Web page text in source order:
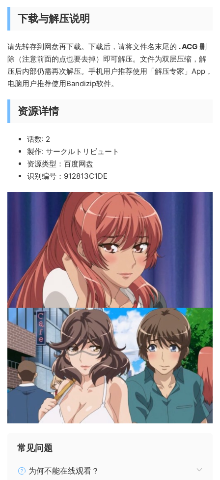
下载与解压说明
请先转存到网盘再下载。下载后，请将文件名末尾的 . ACG 删
除（注意前面的点也要去掉）即可解压。文件为双层压缩，解
压后内部仍需再次解压。手机用户推荐使用「解压专家」App，
电脑用户推荐使用Bandizip软件。
资源详情
话数: 2
製作: サークルトリビュート
资源类型：百度网盘
识别编号：912813C1DE
常见问题
为何不能在线观看？